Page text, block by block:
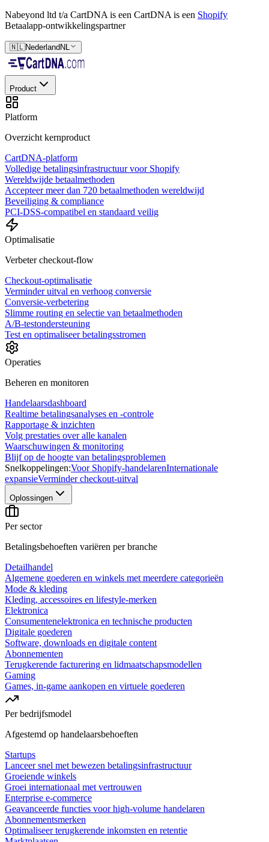
Nabeyond ltd t/a CartDNA is een CartDNA is een Shopify
Betaalapp-ontwikkelingspartner
🇳🇱Nederland NL
Product
Platform
Overzicht kernproduct
CartDNA-platform
Volledige betalingsinfrastructuur voor Shopify
Wereldwijde betaalmethoden
Accepteer meer dan 720 betaalmethoden wereldwijd
Beveiliging & compliance
PCI-DSS-compatibel en standaard veilig
Optimalisatie
Verbeter checkout-flow
Checkout-optimalisatie
Verminder uitval en verhoog conversie
Conversie-verbetering
Slimme routing en selectie van betaalmethoden
A/B-testondersteuning
Test en optimaliseer betalingsstromen
Operaties
Beheren en monitoren
Handelaarsdashboard
Realtime betalingsanalyses en -controle
Rapportage & inzichten
Volg prestaties over alle kanalen
Waarschuwingen & monitoring
Blijf op de hoogte van betalingsproblemen
Snelkoppelingen:Voor Shopify-handelarenInternationale
expansieVerminder checkout-uitval
Oplossingen
Per sector
Betalingsbehoeften variëren per branche
Detailhandel
Algemene goederen en winkels met meerdere categorieën
Mode & kleding
Kleding, accessoires en lifestyle-merken
Elektronica
Consumentenelektronica en technische producten
Digitale goederen
Software, downloads en digitale content
Abonnementen
Terugkerende facturering en lidmaatschapsmodellen
Gaming
Games, in-game aankopen en virtuele goederen
Per bedrijfsmodel
Afgestemd op handelaarsbehoeften
Startups
Lanceer snel met bewezen betalingsinfrastructuur
Groeiende winkels
Groei internationaal met vertrouwen
Enterprise e-commerce
Geavanceerde functies voor high-volume handelaren
Abonnementsmerken
Optimaliseer terugkerende inkomsten en retentie